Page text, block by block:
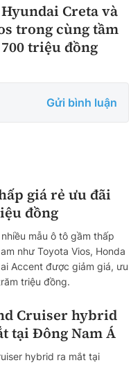
Creta và
trong cùng tầm
triệu đồng
Gửi bình luận
giá rẻ ưu đãi
đồng
mẫu ô tô gầm thấp
như Toyota Vios, Honda
Accent được giảm giá, ưu
triệu đồng.
Cruiser hybrid
tại Đông Nam Á
hybrid ra mắt tại